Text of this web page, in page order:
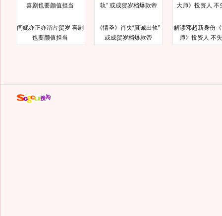
闫妮亦正亦谐占贺岁 喜剧
也要颜值担当
《情圣》肖央“真诚出轨”
或成贺岁档爆款帝
解读邓超新身份
师》投资人 不